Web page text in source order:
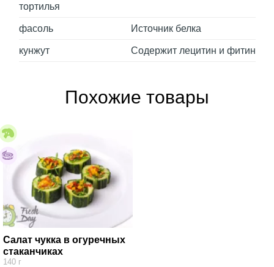
тортилья
фасоль Источник белка
кунжут Содержит лецитин и фитин
Похожие товары
Салат чукка в огуречных
стаканчиках
140 г